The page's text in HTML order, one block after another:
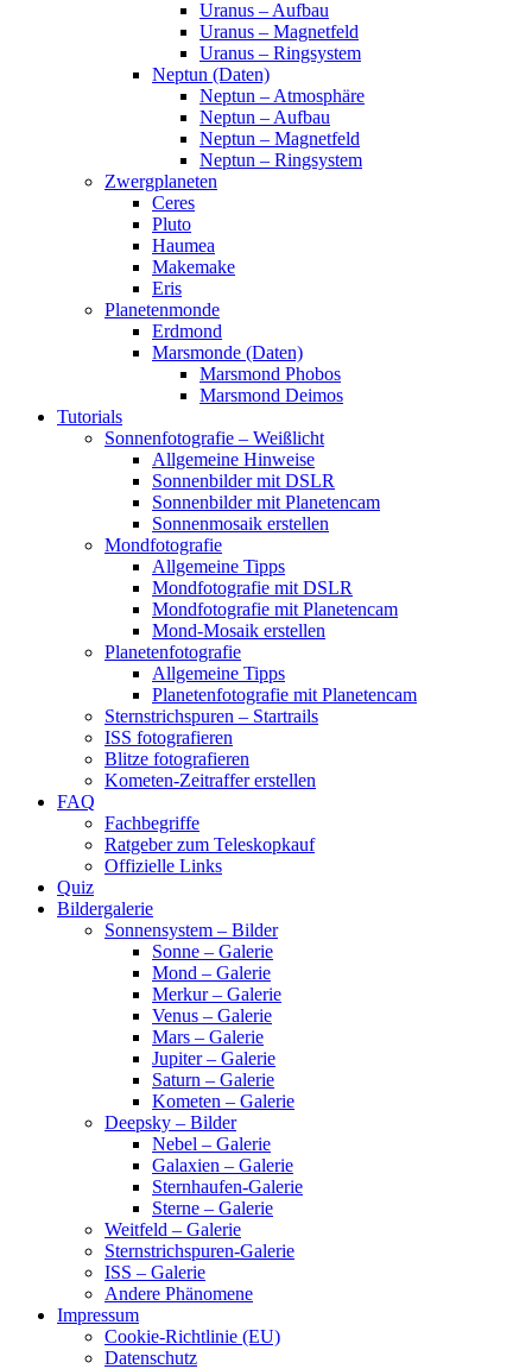
Uranus – Aufbau
Uranus – Magnetfeld
Uranus – Ringsystem
Neptun (Daten)
Neptun – Atmosphäre
Neptun – Aufbau
Neptun – Magnetfeld
Neptun – Ringsystem
Zwergplaneten
Ceres
Pluto
Haumea
Makemake
Eris
Planetenmonde
Erdmond
Marsmonde (Daten)
Marsmond Phobos
Marsmond Deimos
Tutorials
Sonnenfotografie – Weißlicht
Allgemeine Hinweise
Sonnenbilder mit DSLR
Sonnenbilder mit Planetencam
Sonnenmosaik erstellen
Mondfotografie
Allgemeine Tipps
Mondfotografie mit DSLR
Mondfotografie mit Planetencam
Mond-Mosaik erstellen
Planetenfotografie
Allgemeine Tipps
Planetenfotografie mit Planetencam
Sternstrichspuren – Startrails
ISS fotografieren
Blitze fotografieren
Kometen-Zeitraffer erstellen
FAQ
Fachbegriffe
Ratgeber zum Teleskopkauf
Offizielle Links
Quiz
Bildergalerie
Sonnensystem – Bilder
Sonne – Galerie
Mond – Galerie
Merkur – Galerie
Venus – Galerie
Mars – Galerie
Jupiter – Galerie
Saturn – Galerie
Kometen – Galerie
Deepsky – Bilder
Nebel – Galerie
Galaxien – Galerie
Sternhaufen-Galerie
Sterne – Galerie
Weitfeld – Galerie
Sternstrichspuren-Galerie
ISS – Galerie
Andere Phänomene
Impressum
Cookie-Richtlinie (EU)
Datenschutz